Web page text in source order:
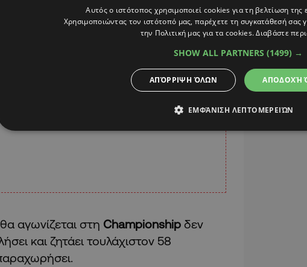
αγωνίζεται στη Championship δεν
και ζητάει τουλάχιστον 58
Αυτός ο ιστότοπος χρησιμοποιεί cookies για τη βελτίωση
Χρησιμοποιώντας τον ιστότοπό μας, παρέχετε τη συγκατάθεσή
την Πολιτική μας για τα cookies.Διαβάστε
SHOW ALL PARTNERS (1499) →
ΑΠΟΔΟΧΉ
ΑΠΌΡΡΙΨΗ ΌΛΩΝ
ΕΜΦΆΝΙΣΗ ΛΕΠΤΟΜΕΡΕΙΏΝ